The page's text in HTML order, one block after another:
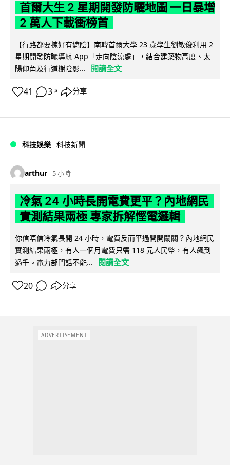
首爾大生 2 星期開發防曬地圖 一日暴增
2 萬人下載衝榜首
【行路都要揀好有遮陰】南韓首爾大學 23 歲學生劉敏俊利用 2
星期開發防曬導航 App「走向陰涼處」，結合建築物高度、太
陽仰角及行道樹陰影...
閱讀全文
41 3 ↗ 分享
科技娛樂 科技新聞
arthur 5 小時
冷氣 24 小時長開電費更平？內地網民
實測結果兩極 專家拆解慳電邏輯
你信唔信冷氣長開 24 小時，電費反而平過開開關關？內地網民
實測結果兩極，有人一個月電費只需 118 元人民幣，有人飆到
過千。電力部門話不能...
閱讀全文
20 分享
ADVERTISEMENT